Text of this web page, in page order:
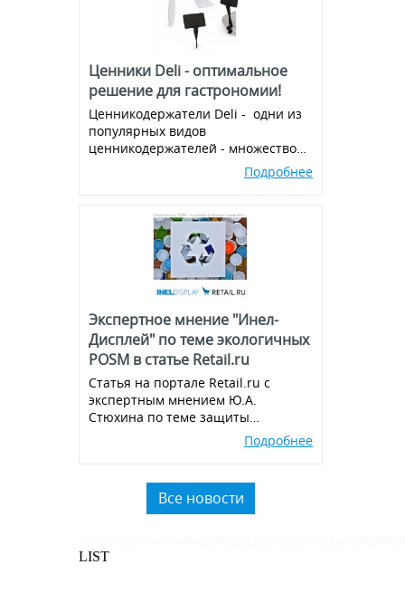
Ценники Deli - оптимальное
решение для гастрономии!
Ценникодержатели Deli - одни из
популярных видов
ценникодержателей - множество
вариантов и комбинаций, всегда в
Подробнее
Экспертное мнение "Инел-
Дисплей" по теме экологичных
POSM в статье Retail.ru
Статья на портале Retail.ru с
экспертным мнением Ю.А.
Стюхина по теме защиты
окружающей среды, производства
пластика.
Подробнее
Все новости
LIST